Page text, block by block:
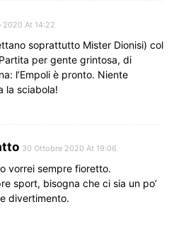
2020 At 14:22
soprattutto Mister Dionisi) col
per gente grintosa, di
l’Empoli è pronto. Niente
la sciabola!
30 Ottobre 2020 At 19:06
vorrei sempre fioretto.
sport, bisogna che ci sia un po’
divertimento.